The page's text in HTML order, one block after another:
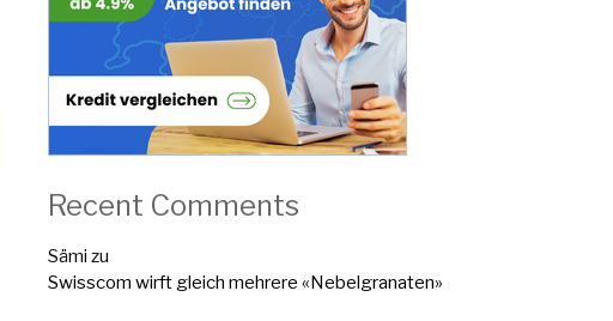
Recent Comments
Sämi zu
Swisscom wirft gleich mehrere «Nebelgranaten»